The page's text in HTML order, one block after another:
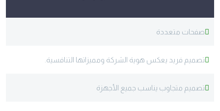
صفحات متعددة
تصميم فريد يعكس هوية الشركة ومميزاتها التنافسية.
تصميم متجاوب يناسب جميع الأجهزة